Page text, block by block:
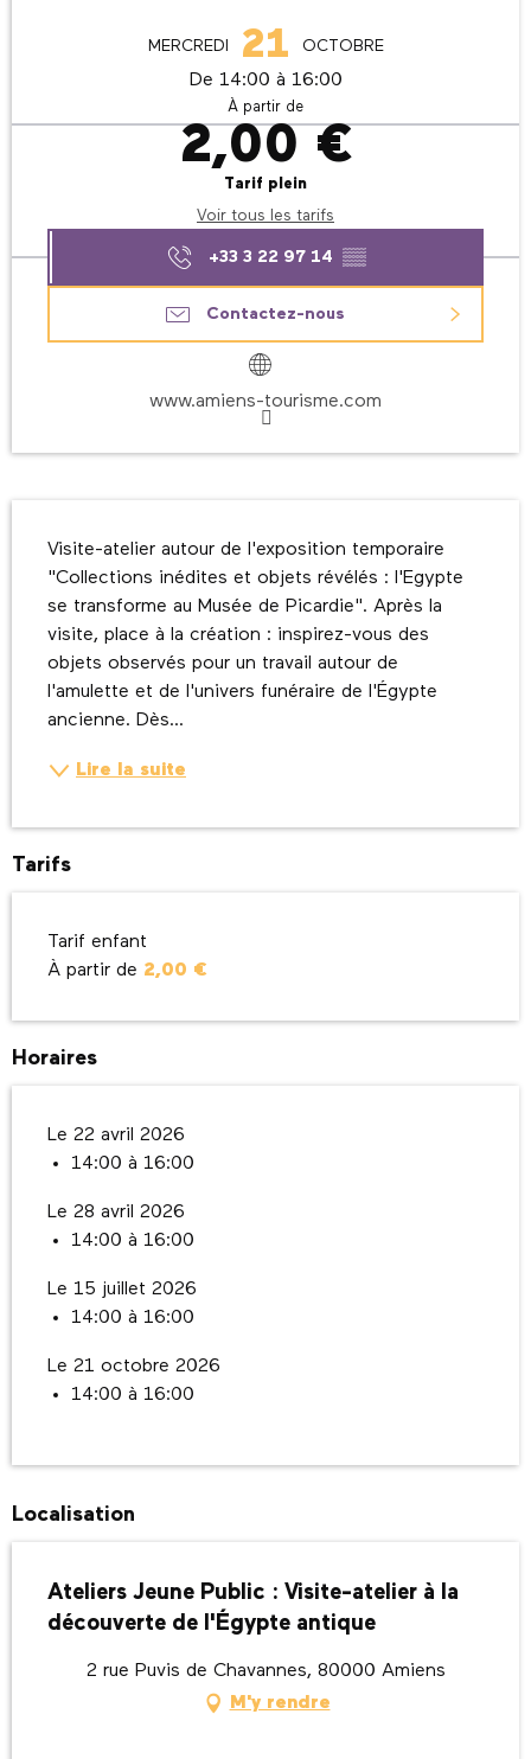
MERCREDI 21 OCTOBRE
De 14:00 à 16:00
À partir de
2,00 €
Tarif plein
Voir tous les tarifs
+33 3 22 97 14 ▒▒
Contactez-nous
www.amiens-tourisme.com
Visite-atelier autour de l'exposition temporaire
"Collections inédites et objets révélés : l'Egypte
se transforme au Musée de Picardie". Après la
visite, place à la création : inspirez-vous des
objets observés pour un travail autour de
l'amulette et de l'univers funéraire de l'Égypte
ancienne. Dès...
Lire la suite
Tarifs
Tarif enfant
À partir de 2,00 €
Horaires
Le 22 avril 2026
14:00 à 16:00
Le 28 avril 2026
14:00 à 16:00
Le 15 juillet 2026
14:00 à 16:00
Le 21 octobre 2026
14:00 à 16:00
Localisation
Ateliers Jeune Public : Visite-atelier à la
découverte de l'Égypte antique
2 rue Puvis de Chavannes, 80000 Amiens
M'y rendre